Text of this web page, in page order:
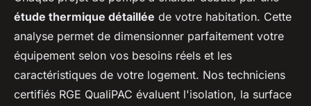
étude thermique détaillée de votre habitation. Cette
analyse permet de dimensionner parfaitement votre
équipement selon vos besoins réels et les
caractéristiques de votre logement. Nos techniciens
certifiés RGE QualiPAC évaluent l'isolation, la surface